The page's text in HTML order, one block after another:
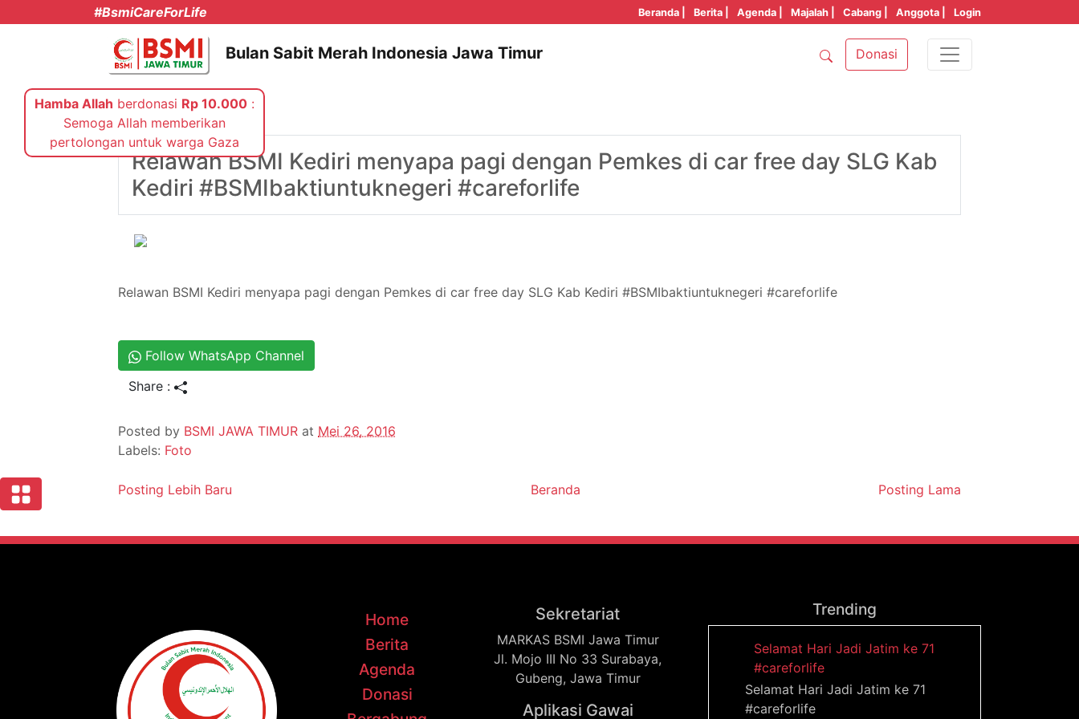
#BsmiCareForLife Beranda | Berita | Agenda | Majalah | Cabang | Anggota | Login
Bulan Sabit Merah Indonesia Jawa Timur Donasi
Kamis, 26 Mei 2016
Relawan BSMI Kediri menyapa pagi dengan Pemkes di car free day SLG Kab
Kediri #BSMIbaktiuntuknegeri #careforlife
Relawan BSMI Kediri menyapa pagi dengan Pemkes di car free day SLG Kab Kediri #BSMIbaktiuntuknegeri #careforlife
Follow WhatsApp Channel
Share :
Posted by BSMI JAWA TIMUR at Mei 26, 2016
Labels: Foto
Posting Lebih Baru Posting Lama
Beranda
Home
Berita
Agenda
Donasi
Sekretariat
MARKAS BSMI Jawa Timur
Jl. Mojo III No 33 Surabaya,
Gubeng, Jawa Timur
Aplikasi Gawai
Trending
Selamat Hari Jadi Jatim ke 71
#careforlife
Selamat Hari Jadi Jatim ke 71
#careforlife
Hamba Allah berdonasi Rp 10.000 :
Semoga Allah memberikan
pertolongan untuk warga Gaza